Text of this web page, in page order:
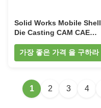
Solid Works Mobile Shell
Die Casting CAM CAE
Housing
가장 좋은 가격 을 구하라
1 2 3 4